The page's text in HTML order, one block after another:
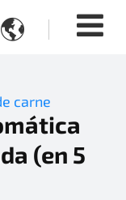

carne
(en 5